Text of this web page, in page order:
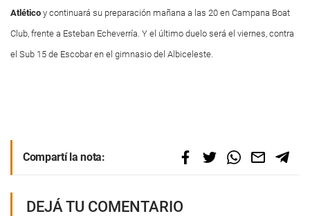
Atlético y continuará su preparación mañana a las 20 en Campana Boat
Club, frente a Esteban Echeverría. Y el último duelo será el viernes, contra
el Sub 15 de Escobar en el gimnasio del Albiceleste.
Compartí la nota:
DEJÁ TU COMENTARIO